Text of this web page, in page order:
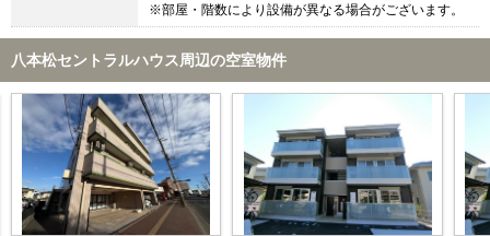
※部屋・階数により設備が異なる場合がございます。
八本松セントラルハウス周辺の空室物件